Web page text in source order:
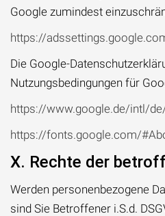
Google zumindest
https://
Die Google-
Nutzungsbedingungen für
https://www.google.de/intl/
https://fonts.google.com/
X. Rechte der
Werden personenbezogene
sind Sie Betroffener i.S.d.